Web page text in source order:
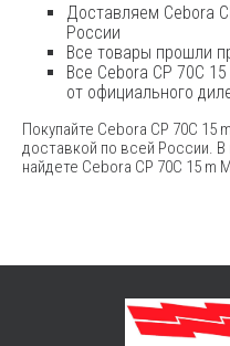
Доставляем Cebora
России
Все товары прошли
Все Cebora CP 70C
от официального
Покупайте Cebora CP 70C 15
доставкой по всей России.
найдете Cebora CP 70C 15 m